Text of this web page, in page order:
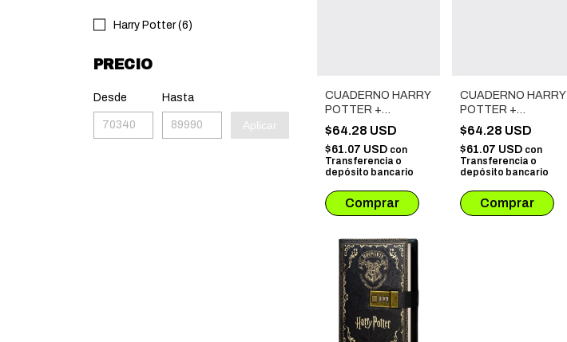
Harry Potter (6)
PRECIO
Desde Hasta
Aplicar
CUADERNO HARRY
POTTER +
BOLIGRAFO +
MARCA PAGINAS
CON FORMA DE
PLUMA SLYTHERIN
$64.28 USD
$61.07 USD con
Transferencia o
depósito bancario
CUADERNO HARRY
POTTER +
BOLIGRAFO +
MARCA PAGINAS
CON FORMA DE
PLUMA
$64.28 USD
$61.07 USD con
Transferencia o
depósito bancario